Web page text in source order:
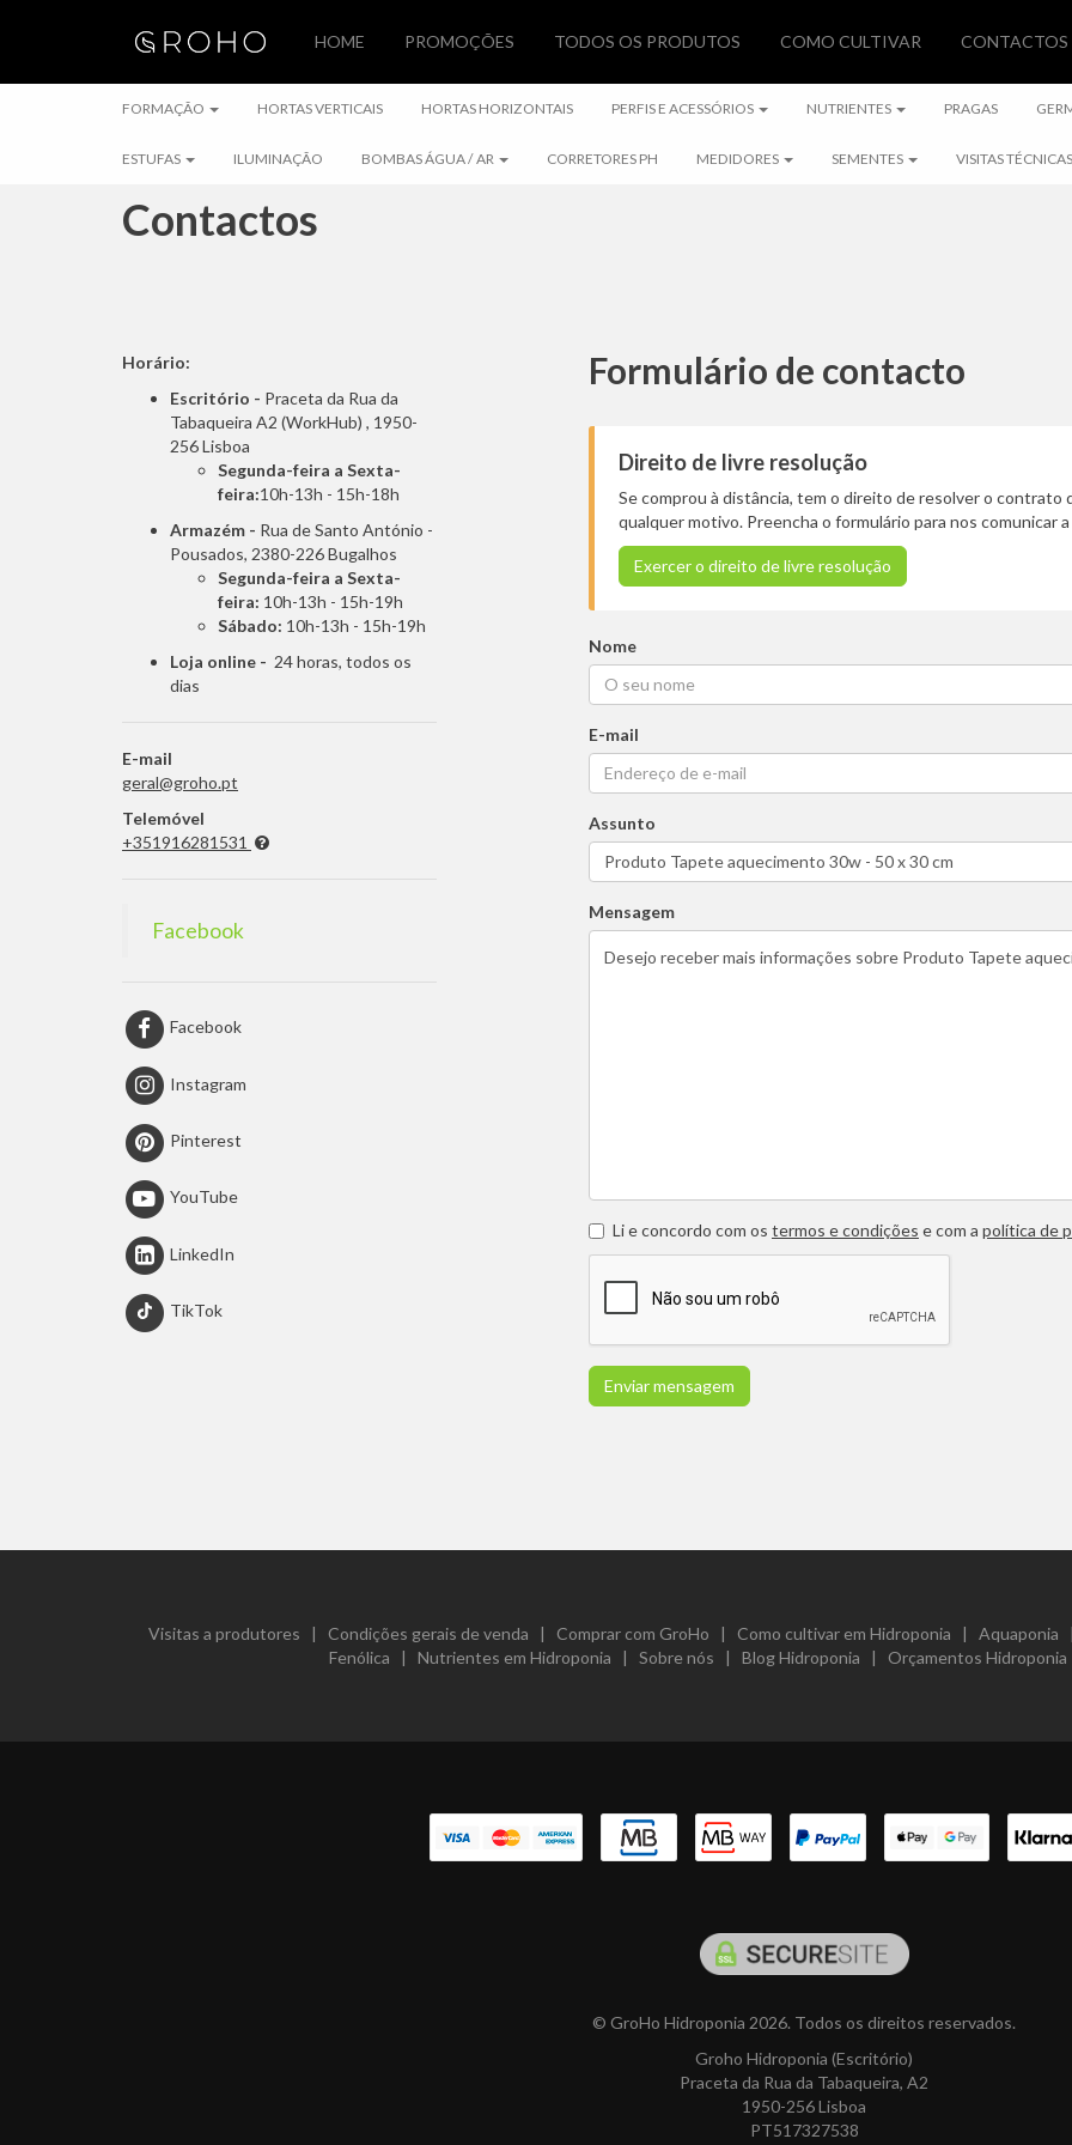
HOME PROMOÇÕES TODOS OS PRODUTOS COMO CULTIVAR CONTACTOS
FORMAÇÃO
FORMAÇÃO HORTAS VERTICAIS HORTAS HORIZONTAIS PERFIS E ACESSÓRIOS NUTRIENTES PRAGAS
ESTUFAS ILUMINAÇÃO BOMBAS ÁGUA / AR CORRETORES PH MEDIDORES SEMENTES VISITAS TÉCNICAS
Contactos
Horário:
Escritório - Praceta da Rua da
Tabaqueira A2 (WorkHub) , 1950-
256 Lisboa
Segunda-feira a Sexta-
feira:10h-13h - 15h-18h
Armazém - Rua de Santo António -
Pousados, 2380-226 Bugalhos
Segunda-feira a Sexta-
feira: 10h-13h - 15h-19h
Sábado: 10h-13h - 15h-19h
Loja online - 24 horas, todos os
dias
E-mail
geral@groho.pt
Telemóvel
+351916281531
Facebook
Facebook
Instagram
Pinterest
YouTube
LinkedIn
TikTok
Formulário de contacto
Direito de livre resolução
Se comprou à distância, tem o direito de resolver o contrato
qualquer motivo. Preencha o formulário para nos comunicar
Exercer o direito de livre resolução
Nome
E-mail
Assunto
Mensagem
Li e concordo com os termos e condições e com a política de
Enviar mensagem
Visitas a produtores | Condições gerais de venda | Comprar com GroHo | Como cultivar em Hidroponia | Aquaponia
Fenólica | Nutrientes em Hidroponia | Sobre nós | Blog Hidroponia | Orçamentos Hidroponia
© GroHo Hidroponia 2026. Todos os direitos reservados.
Groho Hidroponia (Escritório)
Praceta da Rua da Tabaqueira, A2
1950-256 Lisboa
PT517327538